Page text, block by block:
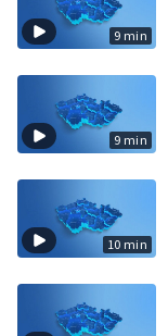
9 min
9 min
10 min